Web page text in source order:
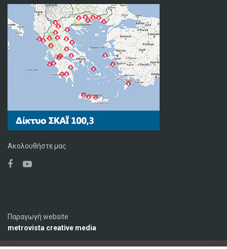
Ακολουθήστε μας
Παραγωγή website
metrovista creative media